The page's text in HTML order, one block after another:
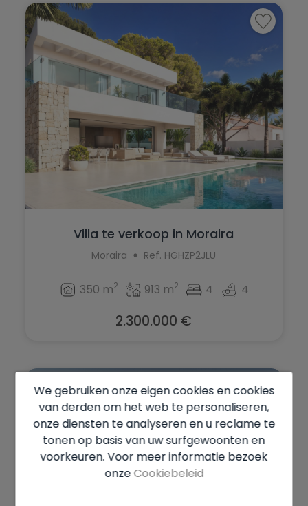
Villa te verkoop in Moraira
Moraira Ref. HGHZP2JLU
350 m2 913 m2 4 4
2.300.000 €
PROJECT
We gebruiken onze eigen cookies en cookies
van derden om het web te personaliseren,
onze diensten te analyseren en u reclame te
tonen op basis van uw surfgewoonten en
voorkeuren. Voor meer informatie bezoek
onze Cookiebeleid